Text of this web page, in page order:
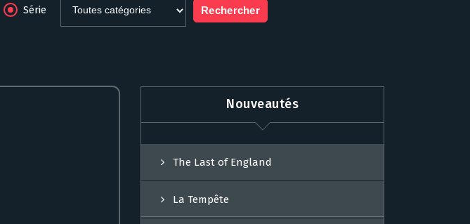
Série
Nouveautés
The Last of England
La Tempête